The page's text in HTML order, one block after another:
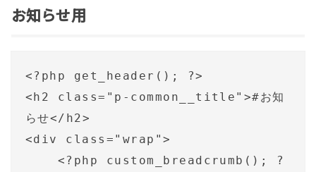
お知らせ用
<?php get_header(); ?>
<h2 class="p-common__title">#お知
らせ</h2>
<div class="wrap">